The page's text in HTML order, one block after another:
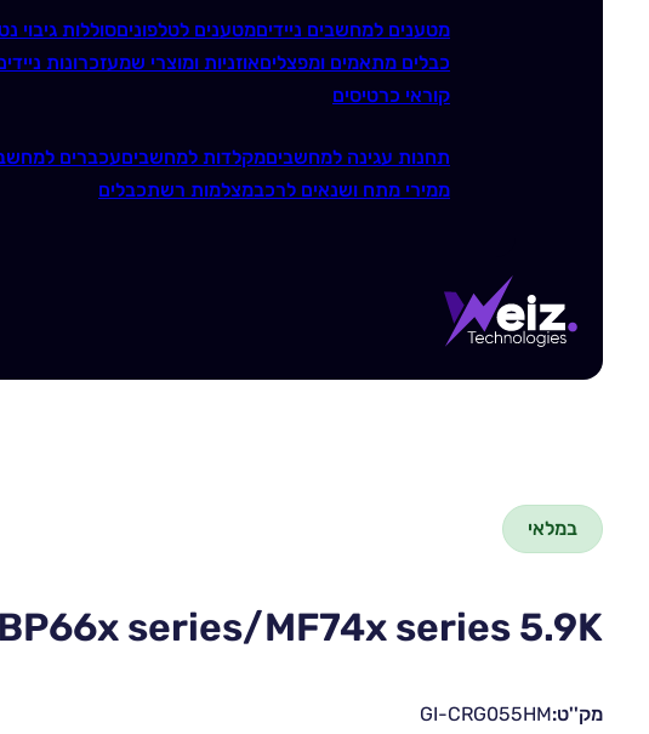
מטענים למחשבים ניידיםמטענים לטלפוניםסוללות גיבוי
כבלים מתאמים ומפצליםאוזניות ומוצרי שמעזכרונות
קוראי כרטיסים
תחנות עגינה למחשביםמקלדות למחשביםעכברים
ממירי מתח ושנאים לרכבמצלמות רשתכבלים
במלאי
series/MF74x series 5.9K
מק''ט:GI-CRG055HM